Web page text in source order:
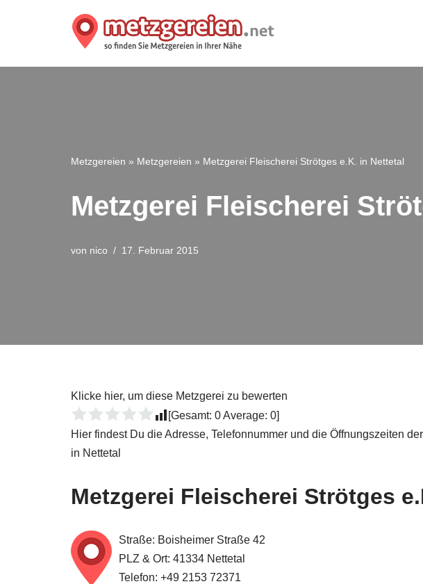
Metzgereien » Metzgereien » Metzgerei Fleischerei Strötges e.K. in Nettetal
Metzgerei Fleischerei
von nico 17. Februar 2015
Klicke hier, um diese Metzgerei zu bewerten
[Gesamt: 0Average: 0]
Hier findest Du die Adresse, Telefonnummer und die Öffnungszeiten
in Nettetal
Metzgerei Fleischerei Strötges
Straße: Boisheimer Straße 42
PLZ & Ort: 41334 Nettetal
Telefon: +49 2153 72371